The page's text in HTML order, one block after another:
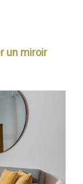
un miroir